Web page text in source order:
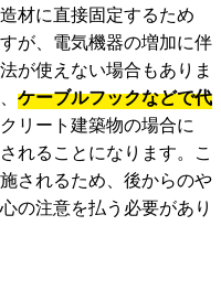
材に直接固定するため
が、電気機器の増加に伴
が使えない場合もありま
ケーブルフックなどで代
リート建築物の場合に
れることになります。こ
されるため、後からのや
の注意を払う必要があり